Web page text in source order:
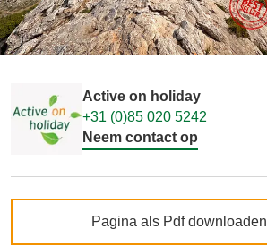
Active on holiday
+31 (0)85 020 5242
Neem contact op
Pagina als Pdf downloaden